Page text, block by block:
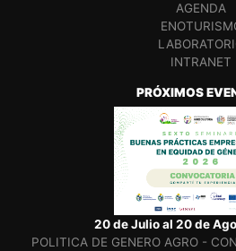
AGENDA
INTRANET
PRÓXIMOS
20 de Julio al 20 de
POLITICA DE GENERO AGRO -